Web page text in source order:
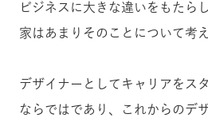
ビジネスに大きな違いをもたら
家はあまりそのことについて考
デザイナーとしてキャリアをス
ならではであり、これからのデ